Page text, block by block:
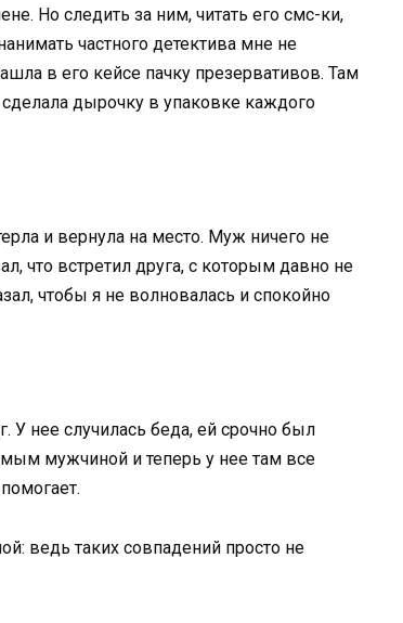
Но следить за ним, читать его смс-ки,
частного детектива мне не
в его кейсе пачку презервативов. Там
дырочку в упаковке каждого
и вернула на место. Муж ничего не
что встретил друга, с которым давно не
чтобы я не волновалась и спокойно
У нее случилась беда, ей срочно был
мужчиной и теперь у нее там все
ведь таких совпадений просто не